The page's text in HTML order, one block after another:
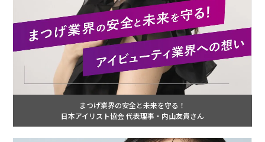
まつげ業界の安全と未来を守る！
日本アイリスト協会 代表理事・内山友貴さん